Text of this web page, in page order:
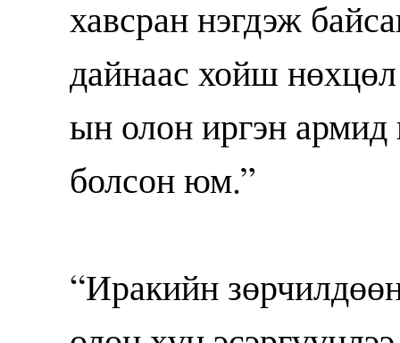
хавсран нэгдэж
дайнаас хойш
ын олон иргэн армид
болсон юм.”
“Иракийн